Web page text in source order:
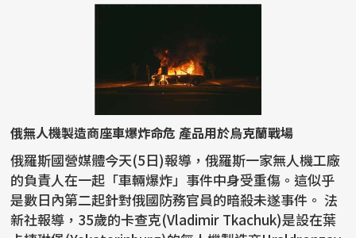
俄無人機製造商座車爆炸命危 產品用於烏克蘭戰場
俄羅斯國營媒體今天(5日)報導，俄羅斯一家無人機工廠
的負責人在一起「車輛爆炸」事件中身受重傷。這似乎
是數日內第二起針對俄國防務官員的暗殺未遂事件。 法
新社報導，35歲的卡查克(Vladimir Tkachuk)是設在葉